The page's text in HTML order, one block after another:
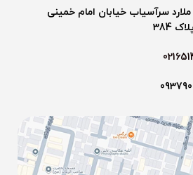
سرآسیاب خیابان امام خمینی
384